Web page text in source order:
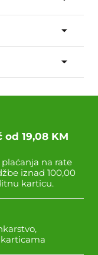
od 19,08 KM
na rate
iznad 100,00
karticu.